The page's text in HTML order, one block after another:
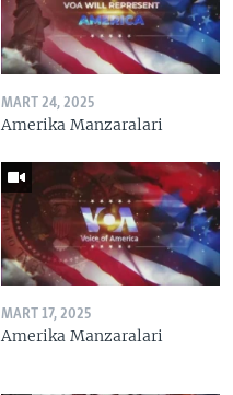
MART 24, 2025
Amerika Manzaralari
MART 17, 2025
Amerika Manzaralari